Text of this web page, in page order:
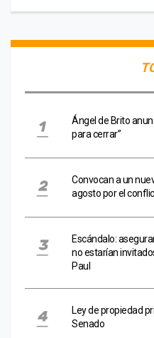
Ángel de Brito
para cerrar”
Convocan a un
agosto por el
Escándalo:
no estarían
Paul
Ley de propiedad
Senado